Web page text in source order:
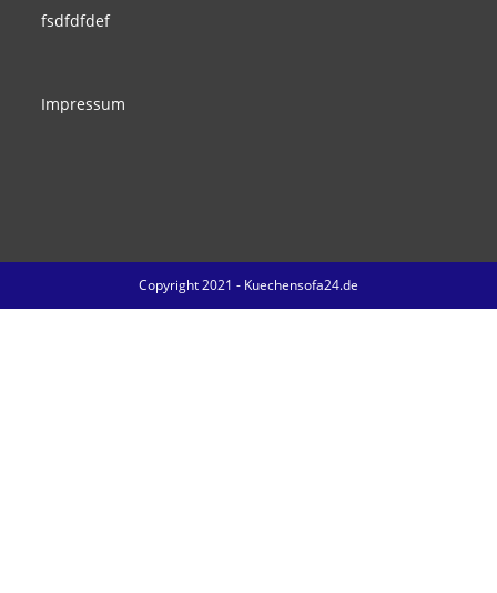
fsdfdfdef
Impressum
Copyright 2021 - Kuechensofa24.de